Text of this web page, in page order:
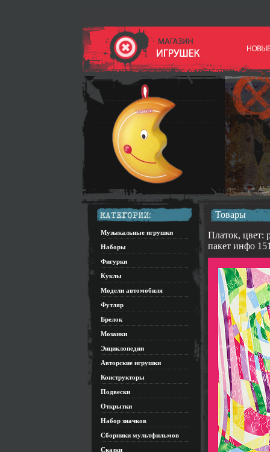
Музыкальные игрушки
Наборы
Фигурки
Куклы
Модели автомобиля
Футляр
Брелок
Мозаики
Энциклопедии
Авторские игрушки
Конструкторы
Подвески
Открытки
Набор значков
Сборники мультфильмов
Сказки
Товары
Платок, цвет:
пакет инфо